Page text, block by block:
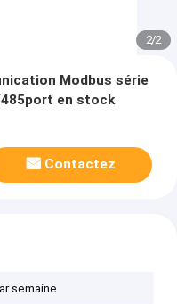
2/2
Modbus série
485port en stock
Contactez
semaine